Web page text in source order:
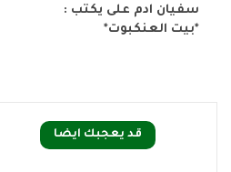
سفيان ادم على يكتب :
*بيت العنكبوت*
قد يعجبك ايضا